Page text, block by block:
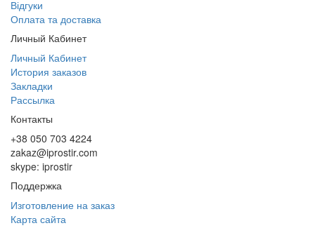
Відгуки
Оплата та доставка
Личный Кабинет
Личный Кабинет
История заказов
Закладки
Рассылка
Контакты
+38 050 703 4224
zakaz@iprostir.com
skype: iprostir
Поддержка
Изготовление на заказ
Карта сайта